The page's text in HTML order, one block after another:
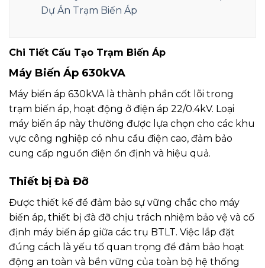
Dự Án Trạm Biến Áp
Chi Tiết Cấu Tạo Trạm Biến Áp
Máy Biến Áp 630kVA
Máy biến áp 630kVA là thành phần cốt lõi trong
trạm biến áp, hoạt động ở điện áp 22/0.4kV. Loại
máy biến áp này thường được lựa chọn cho các khu
vực công nghiệp có nhu cầu điện cao, đảm bảo
cung cấp nguồn điện ổn định và hiệu quả.
Thiết bị Đà Đỡ
Được thiết kế để đảm bảo sự vững chắc cho máy
biến áp, thiết bị đà đỡ chịu trách nhiệm bảo vệ và cố
định máy biến áp giữa các trụ BTLT. Việc lắp đặt
đúng cách là yếu tố quan trọng để đảm bảo hoạt
động an toàn và bền vững của toàn bộ hệ thống